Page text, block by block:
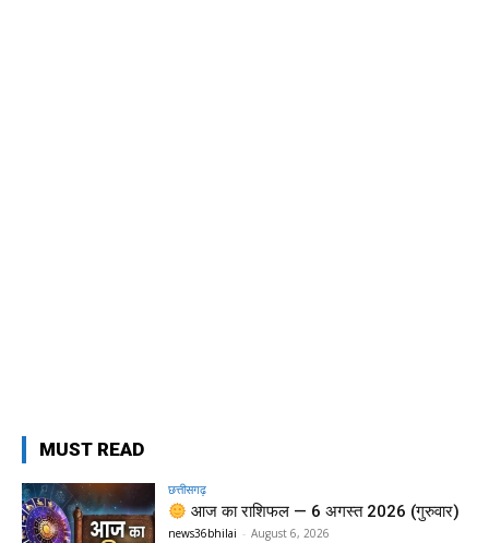
MUST READ
छत्तीसगढ़
आज का राशिफल — 6 अगस्त 2026 (गुरुवार)
news36bhilai - August 6, 2026